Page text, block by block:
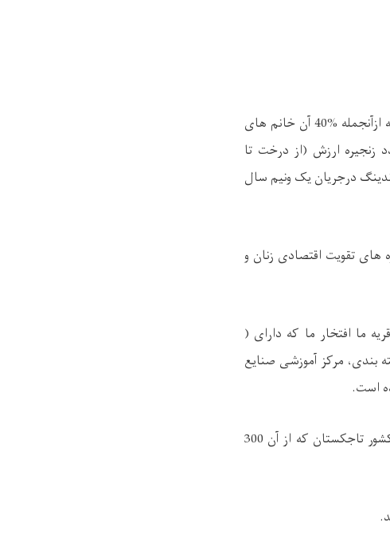
کورس های ظرفیت سازی اقتصاد محلی تحت روند قریه ما افتخار ما به 131 نفر که ازآنجمله %40 آن خانم های
زنجیره ارزش (از درخت تا
درجریان یک ونیم سال
تقویت اقتصادی زنان و
ما افتخار ما که دارای (
بندی، مرکز آموزشی صنایع
است.
راه اندازی نمایشگاها تجارتی صنایع دستی و محصولات زراعتی در داخل کشور وکشور تاجکستان که از آن 300